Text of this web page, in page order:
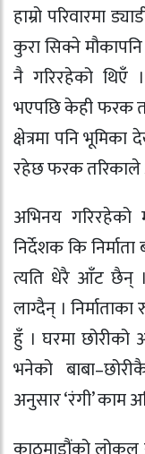
हाम्रो परिवारमा
कुरा सिक्ने
नै गरिरहेको थिएँ
भएपछि केही फरक
क्षेत्रमा पनि
रहेछ फरक तरिकाले
अभिनय गरिरहेको
निर्देशक कि
त्यति धेरै आँट छैन्
लाग्दैन् ।
हुँ । घरमा
भनेको
अनुसार ‘रंगी’ काम